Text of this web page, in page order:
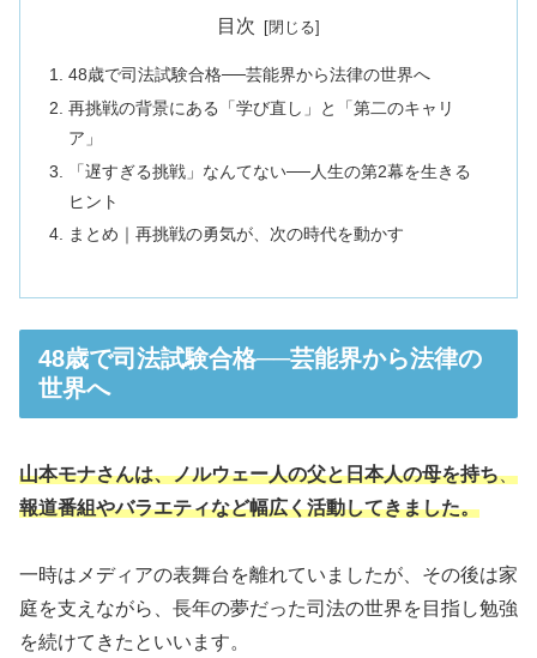
目次
48歳で司法試験合格──芸能界から法律の世界へ
再挑戦の背景にある「学び直し」と「第二のキャリ
ア」
「遅すぎる挑戦」なんてない──人生の第2幕を生きる
ヒント
まとめ｜再挑戦の勇気が、次の時代を動かす
48歳で司法試験合格──芸能界から法律の
世界へ
山本モナさんは、ノルウェー人の父と日本人の母を持ち、
報道番組やバラエティなど幅広く活動してきました。
一時はメディアの表舞台を離れていましたが、その後は家
庭を支えながら、長年の夢だった司法の世界を目指し勉強
を続けてきたといいます。